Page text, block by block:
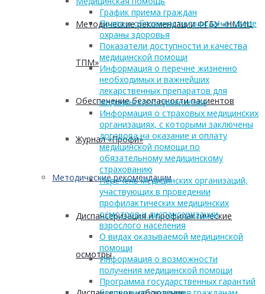
Методические рекомендации ФГБУ «НМИЦ
ТПМ»
Обеспечение безопасности пациентов
Журнал «Профи»
Методические рекомендации
Диспансеризация и профилактические
осмотры
График приема граждан
Права и обязанности граждан в сфере
охраны здоровья
Показатели доступности и качества
медицинской помощи
Информация о перечне жизненно
необходимых и важнейших
лекарственных препаратов для
медицинского применения
Информация о страховых медицинских
организациях, с которыми заключены
договора на оказание и оплату
медицинской помощи по
обязательному медицинскому
страхованию
Перечень медицинских организаций,
участвующих в проведении
профилактических медицинских
осмотров и диспансеризации
взрослого населения
О видах оказываемой медицинской
помощи
Информация о возможности
получения медицинской помощи
Программа государственных гарантий